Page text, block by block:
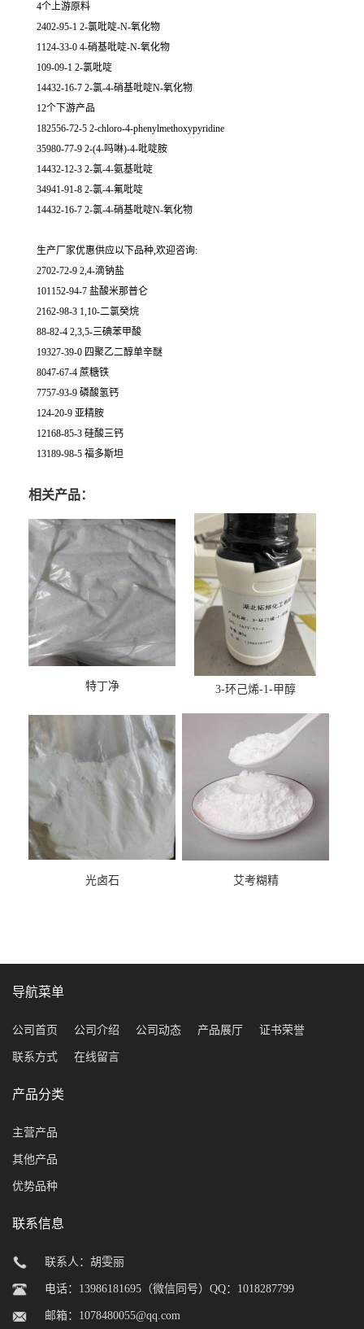
4个上游原料
2402-95-1 2-氯吡啶-N-氧化物
1124-33-0 4-硝基吡啶-N-氧化物
109-09-1 2-氯吡啶
14432-16-7 2-氯-4-硝基吡啶N-氧化物
12个下游产品
182556-72-5 2-chloro-4-phenylmethoxypyridine
35980-77-9 2-(4-吗啉)-4-吡啶胺
14432-12-3 2-氯-4-氨基吡啶
34941-91-8 2-氯-4-氟吡啶
14432-16-7 2-氯-4-硝基吡啶N-氧化物
生产厂家优惠供应以下品种,欢迎咨询:
2702-72-9 2,4-滴钠盐
101152-94-7 盐酸米那普仑
2162-98-3 1,10-二氯癸烷
88-82-4 2,3,5-三碘苯甲酸
19327-39-0 四聚乙二醇单辛醚
8047-67-4 蔗糖铁
7757-93-9 磷酸氢钙
124-20-9 亚精胺
12168-85-3 硅酸三钙
13189-98-5 福多斯坦
相关产品：
特丁净 3-环己烯-1-甲醇
光卤石 艾考糊精
导航菜单
公司首页 公司介绍 公司动态 产品展厅 证书荣誉
联系方式 在线留言
产品分类
主营产品
其他产品
优势品种
联系信息
联系人：胡雯丽
电话：13986181695（微信同号）QQ：1018287799
邮箱： 1078480055@qq.com